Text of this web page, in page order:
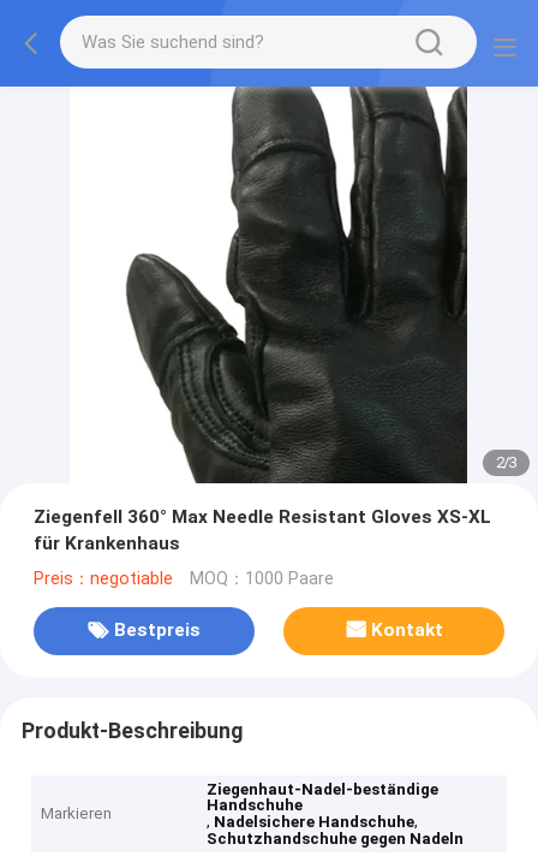
2/3
Ziegenfell 360° Max Needle Resistant Gloves XS-XL
für Krankenhaus
Preis：negotiable MOQ：1000 Paare
Bestpreis Kontakt
Produkt-Beschreibung
Markieren
Ziegenhaut-Nadel-beständige
Handschuhe
, Nadelsichere Handschuhe,
Schutzhandschuhe gegen Nadeln